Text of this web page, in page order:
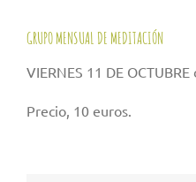
GRUPO MENSUAL DE MEDITACIÓN
VIERNES 11 DE
Precio, 10 euros.